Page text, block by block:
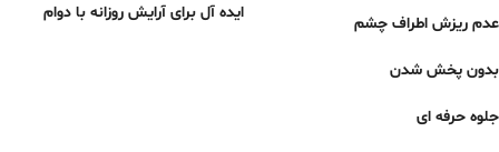
عدم ریزش اطراف چشم
بدون پخش شدن
جلوه حرفه ای
ایده آل برای آرایش روزانه با دوام